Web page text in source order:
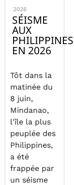
2026
SÉISME
AUX
PHILIPPINES
EN 2026
Tôt dans la
matinée du
8 juin,
Mindanao,
l'île la plus
peuplée des
Philippines,
a été
frappée par
un séisme